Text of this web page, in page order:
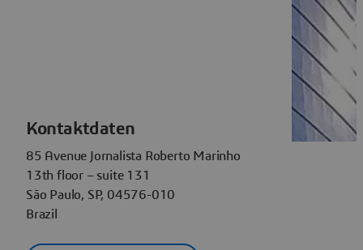
Kontaktdaten
85 Avenue Jornalista Roberto Marinho
13th floor – suite 131
São Paulo, SP, 04576-010
Brazil